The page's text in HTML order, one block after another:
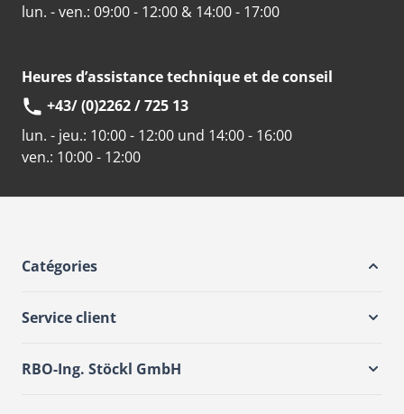
lun. - ven.: 09:00 - 12:00 & 14:00 - 17:00
Heures d’assistance technique et de conseil
+43/ (0)2262 / 725 13
lun. - jeu.: 10:00 - 12:00 und 14:00 - 16:00
ven.: 10:00 - 12:00
Catégories
Service client
RBO-Ing. Stöckl GmbH